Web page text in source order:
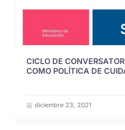
CICLO DE
COMO POLÍTICA DE
diciembre 23, 2021